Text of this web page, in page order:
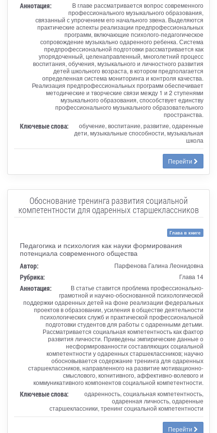
Аннотация:
В главе рассматривается вопрос современного
профессионального музыкального образования,
связанный с упрочением его начального звена. Выделяются
практические аспекты реализации предпрофессиональных
программ, включающие психолого-педагогическое
сопровождение музыкально одаренного ребенка. Система
предпрофессиональной подготовки рассматривается как
упорядоченный, целенаправленный, многолетний процесс
воспитания, обучения, музыкального и личностного развития
детей школьного возраста, в котором предполагается
определенная система мониторинга и контроля качества.
Реализация предпрофессиональных программ обеспечивает
методические и творческие связи между 1 и 2 ступенями
музыкального образования, способствует единству
профессионального музыкального образовательного
пространства.
Ключевые слова:
обучение, воспитание, развитие, одаренные
дети, музыкальные способности, музыкальная
школа
Перейти
Обоснование тренинга развития социальной
компетентности для одаренных старшеклассников
Глава в книге
Педагогика и психология как науки формирования
потенциала современного общества
Автор: Парфенова Галина Леонидовна
Рубрика: Глава 14
Аннотация:
В статье ставится проблема профессионально-
грамотной и научно-обоснованной психологической
поддержки одаренных детей на фоне реализации федеральных
проектов в образовании, усиления в обществе деятельности
психологических служб и практической профессиональной
подготовки студентов для работы с одаренными детьми.
Рассматривается социальная компетентность как фактор
развития личности. Приведены эмпирические данные о
несформированности составляющих социальной
компетентности у одаренных старшеклассников; научно
обосновывается содержание тренинга для одаренных
старшеклассников, направленного на развитие мотивационно-
смыслового, когнитивного, аффективно-волевого и
коммуникативного компонентов социальной компетентности.
Ключевые слова:
одаренность, социальная компетентность,
одаренная личность, одаренные
старшеклассники, тренинг социальной компетентности
Перейти